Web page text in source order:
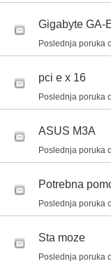
Gigabyte GA-
Poslednja poruka
pci e x 16
Poslednja poruka
ASUS M3A
Poslednja poruka
Potrebna
Poslednja poruka
Sta moze
Poslednja poruka